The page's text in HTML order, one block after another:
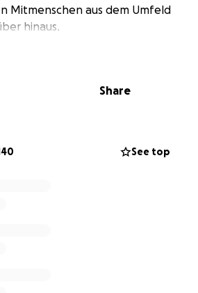
Mitmenschen aus dem Umfeld
hinaus.
stets ein freundliches und
aus Italien an.
Lange haben Giusi und
kleinen italienischen Traum
Share
See top